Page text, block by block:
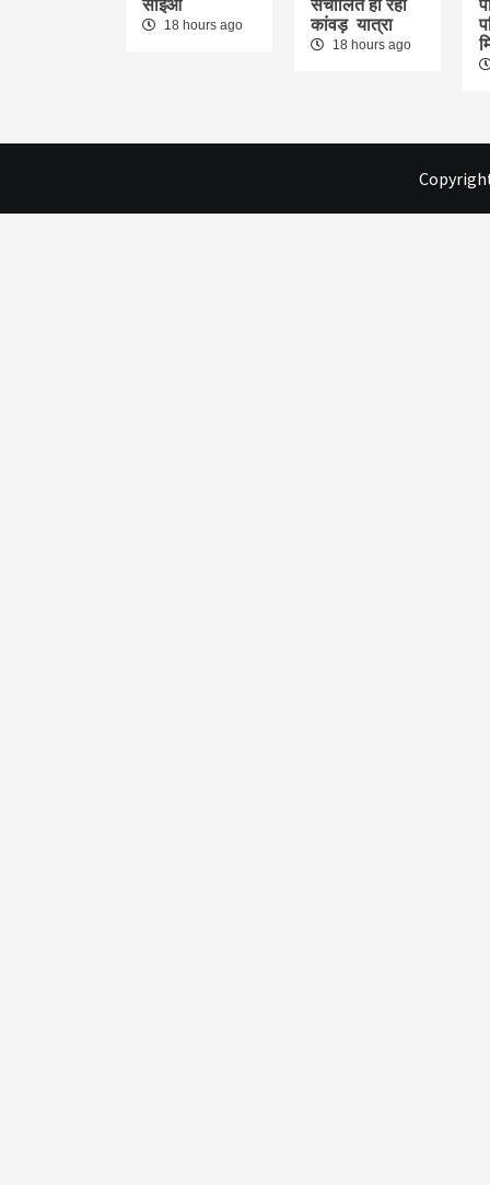
सीईओ
18 hours ago
संचालित हो रही
कांवड़ यात्रा
18 hours ago